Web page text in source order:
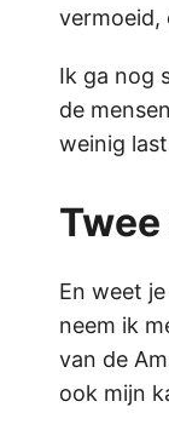
vermoeid,
Ik ga nog
de
weinig
En weet
neem ik
van de
ook mijn